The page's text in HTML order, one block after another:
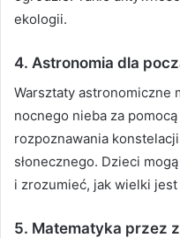
ekologii.
4. Astronomia dla
Warsztaty astronomiczne
nocnego nieba za
rozpoznawania
słonecznego. Dzieci
i zrozumieć, jak wielki jest
5. Matematyka przez